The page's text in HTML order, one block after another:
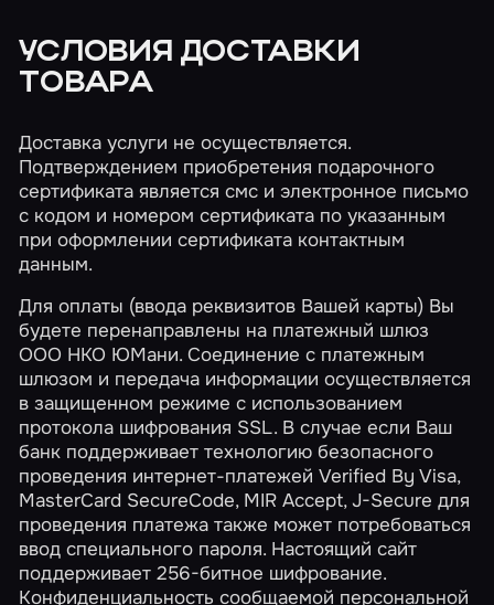
УСЛОВИЯ ДОСТАВКИ
ТОВАРА
Доставка услуги не осуществляется.
Подтверждением приобретения подарочного
сертификата является смс и электронное письмо
с кодом и номером сертификата по указанным
при оформлении сертификата контактным
данным.
Для оплаты (ввода реквизитов Вашей карты) Вы
будете перенаправлены на платежный шлюз
ООО НКО ЮМани. Соединение с платежным
шлюзом и передача информации осуществляется
в защищенном режиме с использованием
протокола шифрования SSL. В случае если Ваш
банк поддерживает технологию безопасного
проведения интернет-платежей Verified By Visa,
MasterCard SecureCode, MIR Accept, J-Secure для
проведения платежа также может потребоваться
ввод специального пароля. Настоящий сайт
поддерживает 256-битное шифрование.
Конфиденциальность сообщаемой персональной